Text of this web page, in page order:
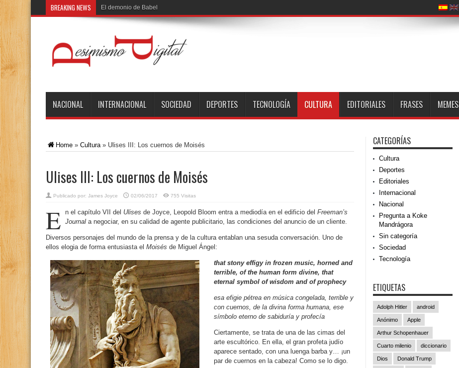
BREAKING NEWS El demonio de Babel
NACIONAL INTERNACIONAL SOCIEDAD DEPORTES TECNOLOGÍA CULTURA EDITORIALES FRASES MEMES
Home » Cultura» Ulises III: Los cuernos de Moisés
Ulises III: Los cuernos de Moisés
Publicado por: James Joyce 02/06/2017 755 Visitas
E n el capítulo VII del Ulises de Joyce, Leopold Bloom entra a mediodía en el edificio del Freeman’s
Journal a negociar, en su calidad de agente publicitario, las condiciones del anuncio de un cliente.
Diversos personajes del mundo de la prensa y de la cultura entablan una sesuda conversación. Uno de
ellos elogia de forma entusiasta el Moisés de Miguel Ángel:
that stony effigy in frozen music, horned and
terrible, of the human form divine, that
eternal symbol of wisdom and of prophecy
esa efigie pétrea en música congelada, terrible y
con cuernos, de la divina forma humana, ese
símbolo eterno de sabiduría y profecía
Ciertamente, se trata de una de las cimas del
arte escultórico. En ella, el gran profeta judío
aparece sentado, con una luenga barba y… ¡un
par de cuernos en la cabeza! Como se lo digo.
CATEGORÍAS
Cultura
Deportes
Editoriales
Internacional
Nacional
Pregunta a Koke
Mandrágora
Sin categoría
Sociedad
Tecnología
ETIQUETAS
Adolph Hitler android
Anónimo Apple
Arthur Schopenhauer
Cuarto milenio diccionario
Dios Donald Trump